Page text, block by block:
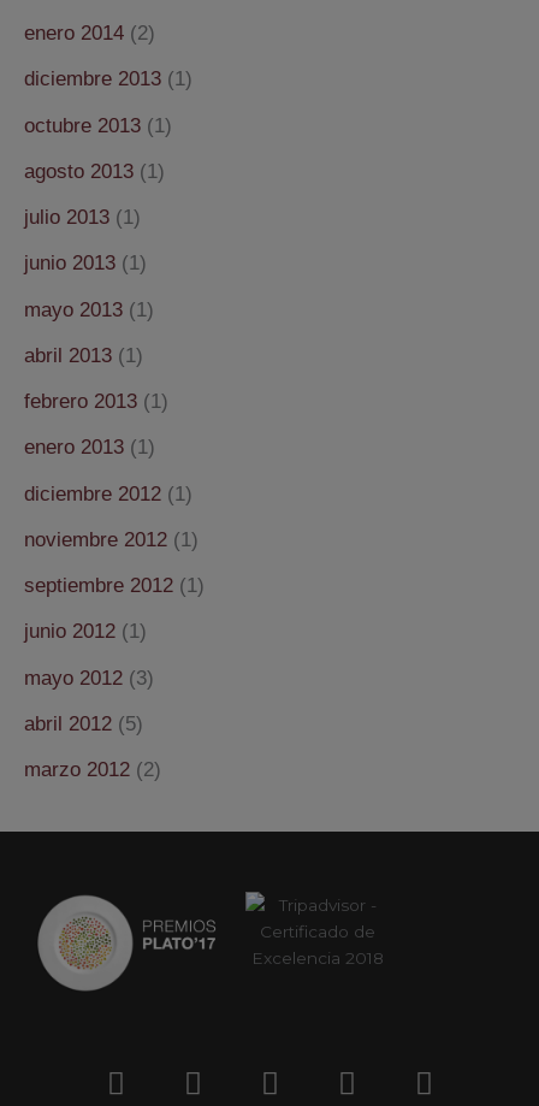
enero 2014 (2)
diciembre 2013 (1)
octubre 2013 (1)
agosto 2013 (1)
julio 2013 (1)
junio 2013 (1)
mayo 2013 (1)
abril 2013 (1)
febrero 2013 (1)
enero 2013 (1)
diciembre 2012 (1)
noviembre 2012 (1)
septiembre 2012 (1)
junio 2012 (1)
mayo 2012 (3)
abril 2012 (5)
marzo 2012 (2)
c
e
i
t
o
g
s
t
i
p